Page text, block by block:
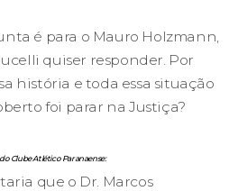
é para o Mauro Holzmann,
quiser responder. Por
história e toda essa situação
foi parar na Justiça?
Clube Atlético Paranaense:
que o Dr. Marcos